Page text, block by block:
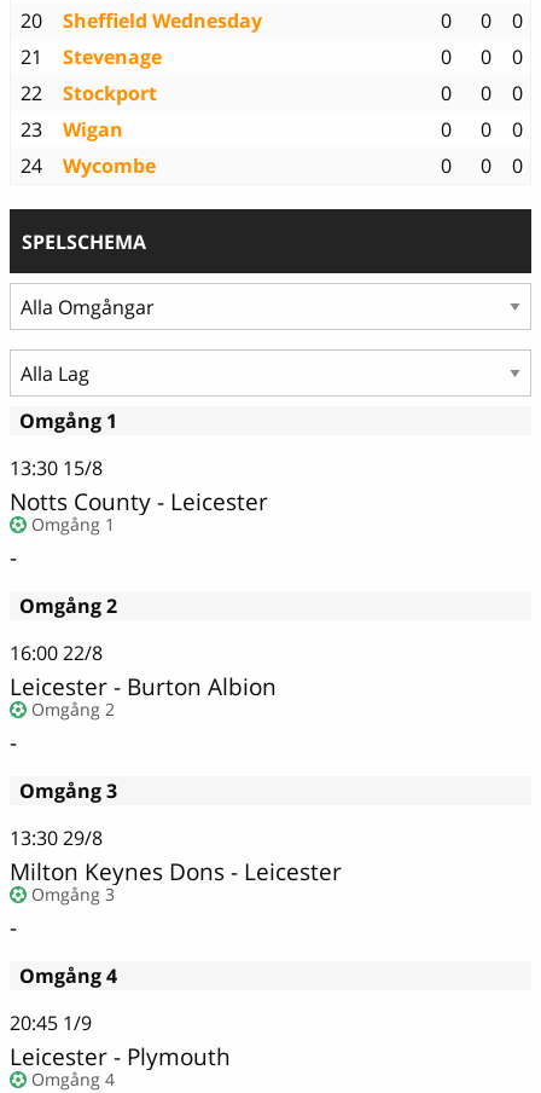
20
Sheffield Wednesday 0 0
0
21
Stevenage 0 0
0
22
Stockport 0 0
0
23
Wigan 0 0
0
24
Wycombe 0 0 0
SPELSCHEMA
Omgång 1
13:30 15/8
Notts County - Leicester
Omgång 1
-
Omgång 2
16:0022/8
Leicester - Burton Albion
Omgång 2
-
Omgång 3
13:3029/8
Milton Keynes Dons - Leicester
Omgång 3
-
Omgång 4
20:45 1/9
Leicester - Plymouth
Omgång 4